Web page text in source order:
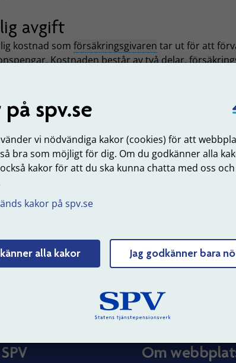
spv.se
vi nödvändiga kakor (cookies) för att
bra som möjligt för dig. Om du godkänner alla
kakor för att du ska kunna chatta med oss
kakor på spv.se
alla kakor Jag godkänner bara
avgift
kostnad som försäkringsgivaren tar ut för att
Kostnaden består av två delar,
avkastning per år
avkastning per år för de fem senaste åren
uppdateras i april varje år.
2026-06-16
Om